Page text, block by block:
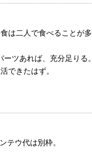
は二人で食べることが多
ツあれば、充分足りる。
できたはず。
テウ代は別枠。